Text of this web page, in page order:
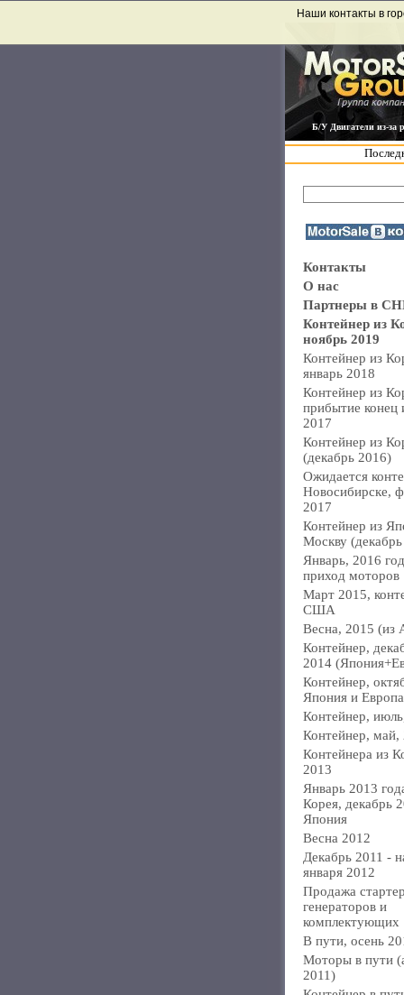
Б/У Двигатели из-за
Наши контакты в
Контакты
О нас
Партнеры в
Контейнер из
ноябрь 2019
Контейнер из
январь 2018
Контейнер из
прибытие конец
2017
Контейнер из
(декабрь 2016)
Ожидается
Новосибирске,
2017
Контейнер из
Москву
Январь, 2016
приход моторов
Март 2015,
США
Весна, 2015 (из
Контейнер,
2014
Контейнер,
Япония и
Контейнер,
Контейнер, май,
Контейнера из
2013
Январь 2013
Корея, декабрь
Япония
Весна 2012
Декабрь 2011 -
января 2012
Продажа
генераторов и
комплектующих
В пути, осень
Моторы в пути
2011)